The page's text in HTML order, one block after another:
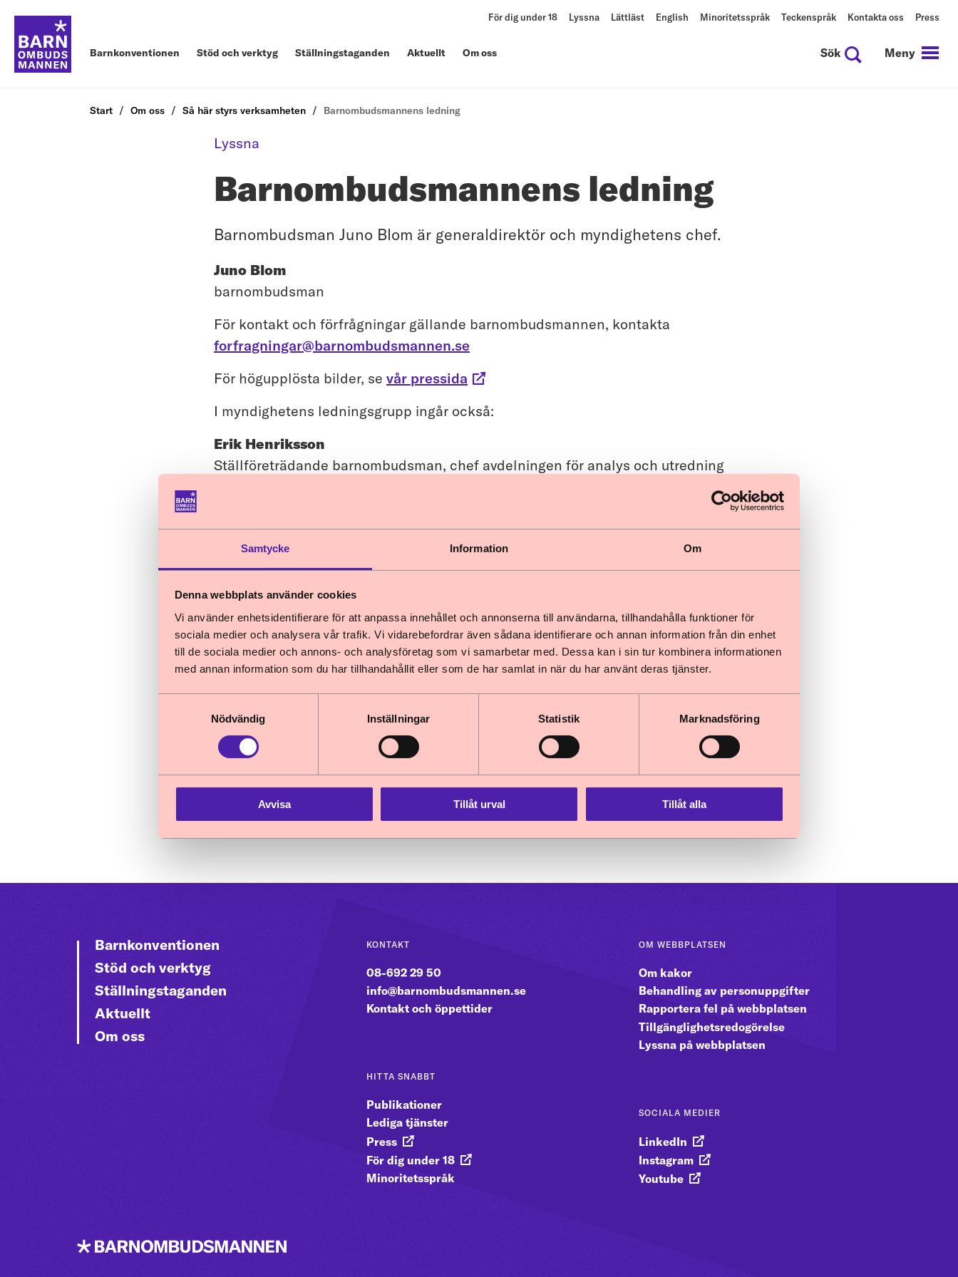
Samtycke Information Om
Denna webbplats använder cookies
Vi använder enhetsidentifierare för att anpassa innehållet och annonserna till användarna, tillhandahålla funktioner för
sociala medier och analysera vår trafik. Vi vidarebefordrar även sådana identifierare och annan information från din enhet
till de sociala medier och annons- och analysföretag som vi samarbetar med. Dessa kan i sin tur kombinera informationen
med annan information som du har tillhandahållit eller som de har samlat in när du har använt deras tjänster.
Nödvändig
Inställningar Statistik Marknadsföring
Avvisa Tillåt urval Tillåt alla
För dig under 18 Lyssna Lättläst English Minoritetsspråk Teckenspråk Kontakta oss Press
Barnkonventionen Stöd och verktyg Ställningstaganden Aktuellt Om oss Sök Meny
Start Om oss Så här styrs verksamheten Barnombudsmannens ledning
Lyssna
Barnombudsmannens ledning
Barnombudsman Juno Blom är generaldirektör och myndighetens chef.
Juno Blom
barnombudsman
För kontakt och förfrågningar gällande barnombudsmannen, kontakta
forfragningar@barnombudsmannen.se
För högupplösta bilder, se vår pressida
I myndighetens ledningsgrupp ingår också:
Erik Henriksson
Ställföreträdande barnombudsman, chef avdelningen för analys och utredning
Tf. chef avdelningen för kommunikation och samverkan
Tove Björnheden
Chefsjurist och biträdande avdelningschef, avdelningen för analys och utredning
tove.bjornheden@barnombudsmannen.se
Yoav Bartal
Tf. biträdande avdelningschef, avdelningen för kommunikation och samverkan
yoav.bartal@barnombudsmannen.se
Publicerad: 2021-06-30 Uppdaterad: 2021-06-30
Barnkonventionen
Stöd och verktyg
Ställningstaganden
Aktuellt
Om oss
KONTAKT
08-692 29 50
info@barnombudsmannen.se
Kontakt och öppettider
HITTA SNABBT
Publikationer
Lediga tjänster
Press
För dig under 18
Minoritetsspråk
OM WEBBPLATSEN
Om kakor
Behandling av personuppgifter
Rapportera fel på webbplatsen
Tillgänglighetsredogörelse
Lyssna på webbplatsen
SOCIALA MEDIER
LinkedIn
Instagram
Youtube